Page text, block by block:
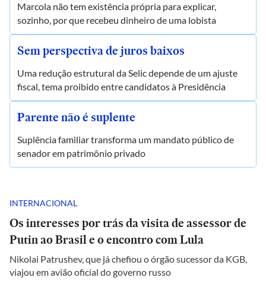
Marcola não tem existência própria para explicar,
sozinho, por que recebeu dinheiro de uma lobista
Sem perspectiva de juros baixos
Uma redução estrutural da Selic depende de um ajuste
fiscal, tema proibido entre candidatos à Presidência
Parente não é suplente
Suplência familiar transforma um mandato público de
senador em patrimônio privado
INTERNACIONAL
Os interesses por trás da visita de assessor de
Putin ao Brasil e o encontro com Lula
Nikolai Patrushev, que já chefiou o órgão sucessor da KGB,
viajou em avião oficial do governo russo